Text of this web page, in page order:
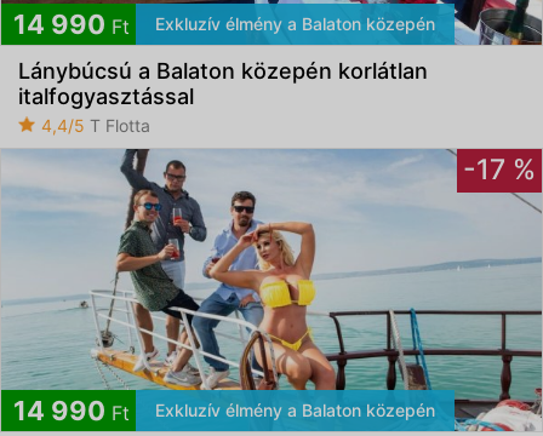
14 990 Ft Exkluzív élmény a Balaton közepén
Lánybúcsú a Balaton közepén korlátlan
italfogyasztással
4,4/5 T Flotta
-17 %
14 990 Ft Exkluzív élmény a Balaton közepén